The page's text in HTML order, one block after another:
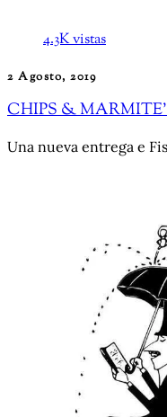
4.3K vistas
2 Agosto, 2019
CHIPS &
Una nueva entrega e